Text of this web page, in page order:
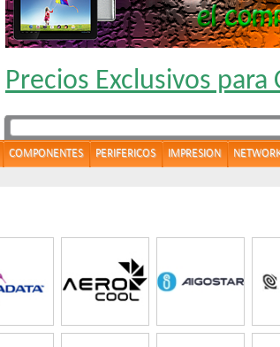
Precios Exclusivos para
COMPONENTES PERIFERICOS IMPRESION